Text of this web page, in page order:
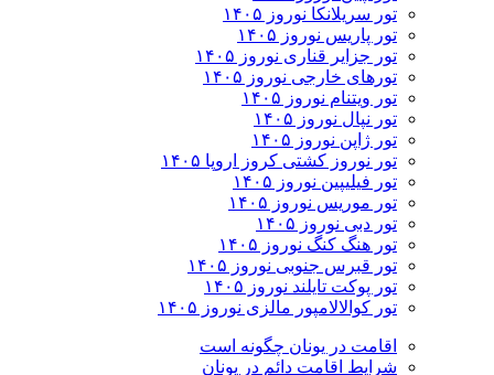
تور سریلانکا نوروز ۱۴۰۵
تور پاریس نوروز ۱۴۰۵
تور جزایر قناری نوروز ۱۴۰۵
تورهای خارجی نوروز ۱۴۰۵
تور ویتنام نوروز ۱۴۰۵
تور نپال نوروز ۱۴۰۵
تور ژاپن نوروز ۱۴۰۵
تور نوروز کشتی کروز اروپا ۱۴۰۵
تور فیلیپین نوروز ۱۴۰۵
تور موریس نوروز ۱۴۰۵
تور دبی نوروز ۱۴۰۵
تور هنگ کنگ نوروز ۱۴۰۵
تور قبرس جنوبی نوروز ۱۴۰۵
تور پوکت تایلند نوروز ۱۴۰۵
تور کوالالامپور مالزی نوروز ۱۴۰۵
اقامت در یونان چگونه است
شرایط اقامت دائم در یونان